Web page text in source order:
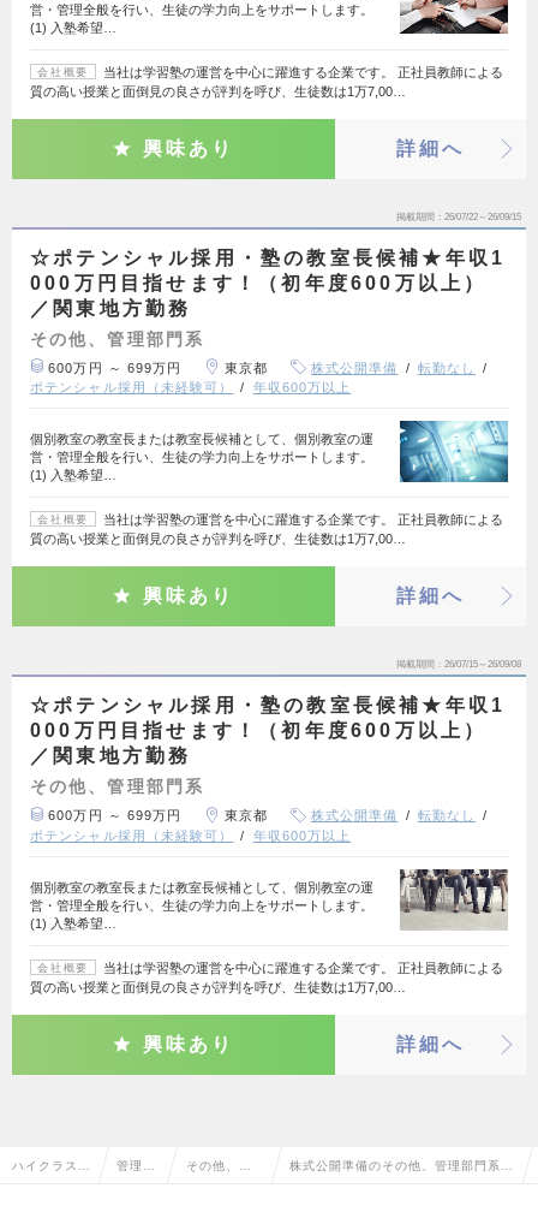
営・管理全般を行い、生徒の学力向上をサポートします。
(1) 入塾希望…
会社概要
当社は学習塾の運営を中心に躍進する企業です。 正社員教師による
質の高い授業と面倒見の良さが評判を呼び、生徒数は1万7,00…
興味あり 詳細へ
掲載期間 26/07/22～26/09/15
☆ポテンシャル採用・塾の教室長候補★年収1
000万円目指せます！（初年度600万以上）
／関東地方勤務
その他、管理部門系
600万円 ～ 699万円 東京都 株式公開準備
転勤なし
ポテンシャル採用（未経験可）
年収600万以上
個別教室の教室長または教室長候補として、個別教室の運
営・管理全般を行い、生徒の学力向上をサポートします。
(1) 入塾希望…
会社概要
当社は学習塾の運営を中心に躍進する企業です。 正社員教師による
質の高い授業と面倒見の良さが評判を呼び、生徒数は1万7,00…
興味あり 詳細へ
掲載期間 26/07/15～26/09/08
☆ポテンシャル採用・塾の教室長候補★年収1
000万円目指せます！（初年度600万以上）
／関東地方勤務
その他、管理部門系
600万円 ～ 699万円 東京都 株式公開準備
転勤なし
ポテンシャル採用（未経験可）
年収600万以上
個別教室の教室長または教室長候補として、個別教室の運
営・管理全般を行い、生徒の学力向上をサポートします。
(1) 入塾希望…
会社概要
当社は学習塾の運営を中心に躍進する企業です。 正社員教師による
質の高い授業と面倒見の良さが評判を呼び、生徒数は1万7,00…
興味あり 詳細へ
ハイクラス求 管理部 その他、管 株式公開準備のその他、管理部門系の